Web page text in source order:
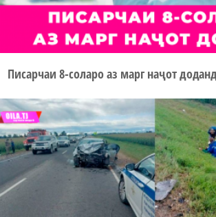
Писарчаи 8-соларо аз марг наҷот